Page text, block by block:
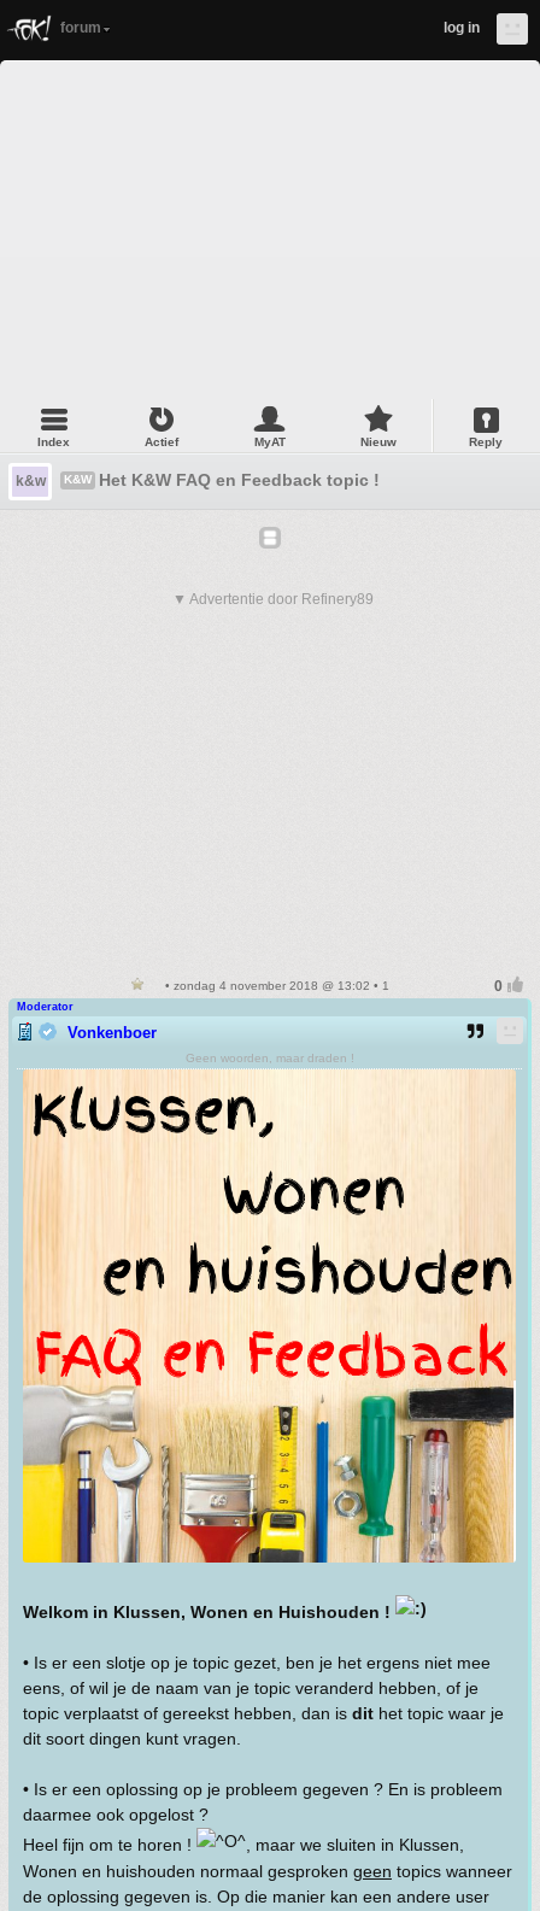
forum log in
Index Actief MyAT Nieuw Reply
k&w K&W Het K&W FAQ en Feedback topic !
▼ Advertentie door Refinery89
• zondag 4 november 2018 @ 13:02 • 1
Moderator
Vonkenboer
Geen woorden, maar draden !
Welkom in Klussen, Wonen en Huishouden !
• Is er een slotje op je topic gezet, ben je het ergens niet mee
eens, of wil je de naam van je topic veranderd hebben, of je
topic verplaatst of gereekst hebben, dan is dit het topic waar je
dit soort dingen kunt vragen.
• Is er een oplossing op je probleem gegeven ? En is probleem
daarmee ook opgelost ?
Heel fijn om te horen !
, maar we sluiten in Klussen,
Wonen en huishouden normaal gesproken geen topics wanneer
de oplossing gegeven is. Op die manier kan een andere user